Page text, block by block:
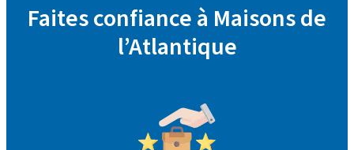
Faites confiance à Maisons de
l’Atlantique